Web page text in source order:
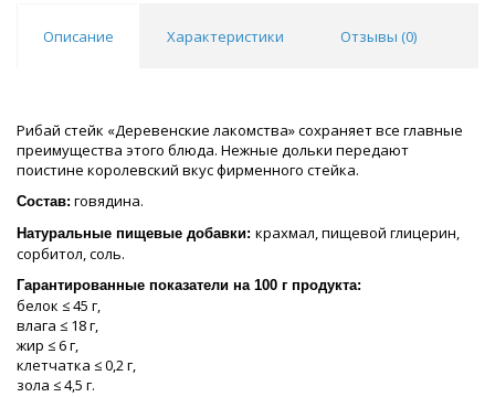
Описание Характеристики Отзывы (0)
Рибай стейк «Деревенские лакомства» сохраняет все главные
преимущества этого блюда. Нежные дольки передают
поистине королевский вкус фирменного стейка.
Состав: говядина.
Натуральные пищевые добавки: крахмал, пищевой глицерин,
сорбитол, соль.
Гарантированные показатели на 100 г продукта:
белок ≤ 45 г,
влага ≤ 18 г,
жир ≤ 6 г,
клетчатка ≤ 0,2 г,
зола ≤ 4,5 г.